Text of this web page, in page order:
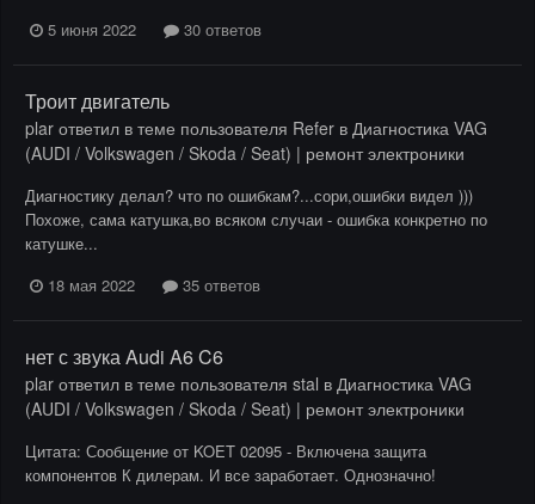
5 июня 2022
30 ответов
Троит двигатель
plar ответил в теме пользователя Refer в Диагностика VAG
(AUDI / Volkswagen / Skoda / Seat) | ремонт электроники
Диагностику делал? что по ошибкам?...сори,ошибки видел )))
Похоже, сама катушка,во всяком случаи - ошибка конкретно по
катушке...
18 мая 2022
35 ответов
нет с звука Audi A6 C6
plar ответил в теме пользователя stal в Диагностика VAG
(AUDI / Volkswagen / Skoda / Seat) | ремонт электроники
Цитата: Сообщение от KOET 02095 - Включена защита
компонентов К дилерам. И все заработает. Однозначно!